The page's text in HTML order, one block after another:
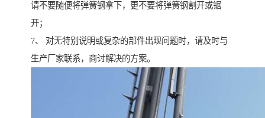
请不要随便将弹簧钢拿下，更不要将弹簧钢割开或锯
开；
7、 对无特别说明或复杂的部件出现问题时，请及时与
生产厂家联系，商讨解决的方案。